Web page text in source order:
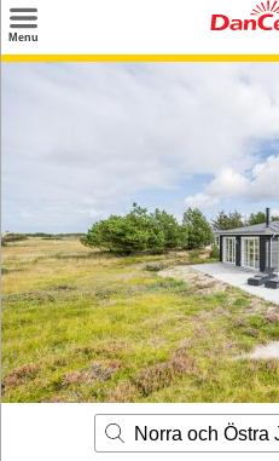
Menu
Service
Kontakt
Husägare
Norra och Östra